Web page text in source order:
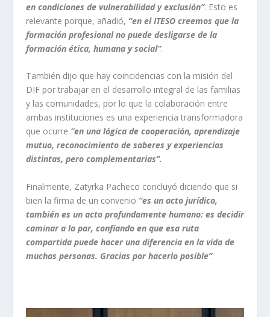
en condiciones de vulnerabilidad y exclusión”. Esto es
relevante porque, añadió, “en el ITESO creemos que la
formación profesional no puede desligarse de la
formación ética, humana y social”.
También dijo que hay coincidencias con la misión del
DIF por trabajar en el desarrollo integral de las familias
y las comunidades, por lo que la colaboración entre
ambas instituciones es una experiencia transformadora
que ocurre “en una lógica de cooperación, aprendizaje
mutuo, reconocimiento de saberes y experiencias
distintas, pero complementarias”.
Finalmente, Zatyrka Pacheco concluyó diciendo que si
bien la firma de un convenio “es un acto jurídico,
también es un acto profundamente humano: es decidir
caminar a la par, confiando en que esa ruta
compartida puede hacer una diferencia en la vida de
muchas personas. Gracias por hacerlo posible”.